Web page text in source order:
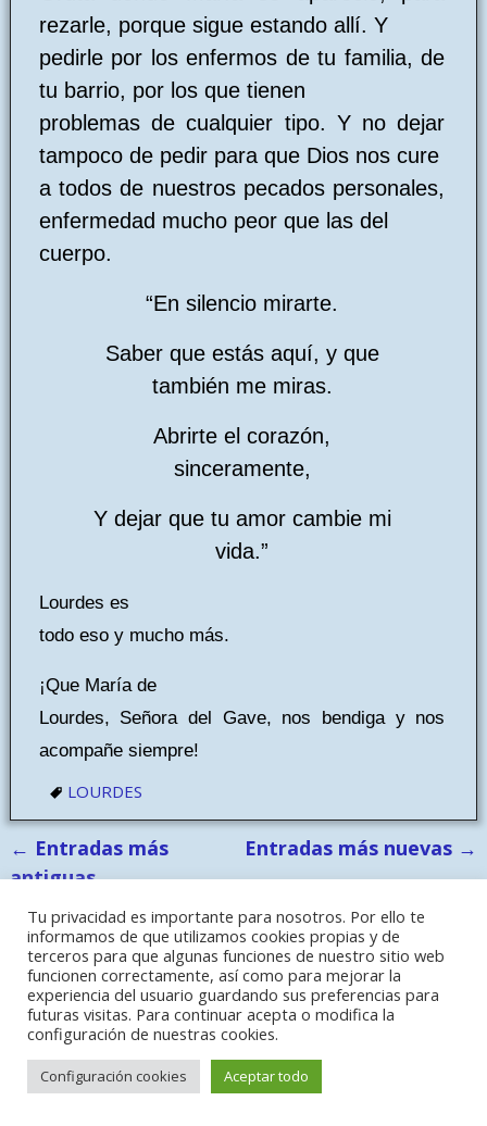
rezarle, porque sigue estando allí. Y
pedirle por los enfermos de tu familia, de
tu barrio, por los que tienen
problemas de cualquier tipo. Y no dejar
tampoco de pedir para que Dios nos cure
a todos de nuestros pecados personales,
enfermedad mucho peor que las del
cuerpo.
“En silencio mirarte.
Saber que estás aquí, y que
también me miras.
Abrirte el corazón,
sinceramente,
Y dejar que tu amor cambie mi
vida.”
Lourdes es
todo eso y mucho más.
¡Que María de
Lourdes, Señora del Gave, nos bendiga y nos
acompañe siempre!
LOURDES
Navegación de entradas
← Entradas más
antiguas
Entradas más nuevas →
Etiquetas
Coronavirus EL ROSARIO EXCURSIONESFOTOS LOURDES
NOTICIASNOVEDADES PEREGRINACIONES
REFLEXIONES TESTIMONIOS
Archivos
Tu privacidad es importante para nosotros. Por ello te
informamos de que utilizamos cookies propias y de
terceros para que algunas funciones de nuestro sitio web
funcionen correctamente, así como para mejorar la
experiencia del usuario guardando sus preferencias para
futuras visitas. Para continuar acepta o modifica la
configuración de nuestras cookies.
Configuración cookies Aceptar todo